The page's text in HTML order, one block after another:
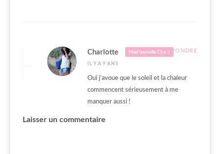
Charlotte Mad'moiselle Cha :)
IL Y A 9 ANS
RÉPONDRE
Oui j’avoue que le soleil et la chaleur
commencent sérieusement à me
manquer aussi !
Laisser un commentaire